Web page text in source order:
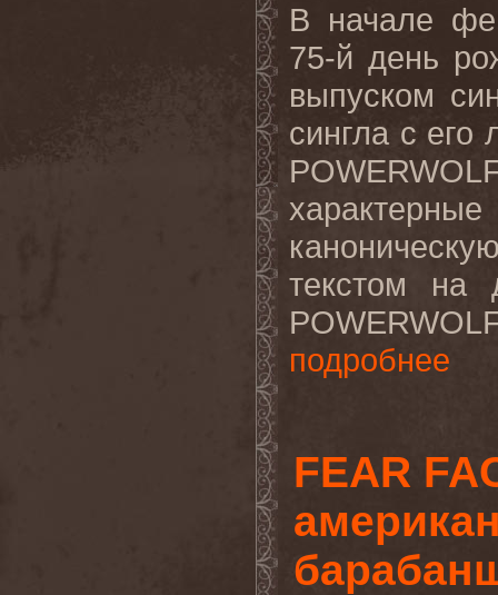
В начале
75-й день
выпуском
сингла с его
текстом на
подробнее
FEAR